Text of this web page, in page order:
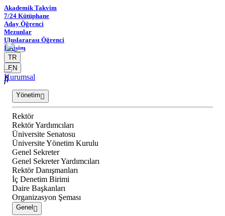
Akademik Takvim
7/24 Kütüphane
Aday Öğrenci
Mezunlar
Uluslararası Öğrenci
İletişim
TR
EN
Kurumsal
Yönetim
Rektör
Rektör Yardımcıları
Üniversite Senatosu
Üniversite Yönetim Kurulu
Genel Sekreter
Genel Sekreter Yardımcıları
Rektör Danışmanları
İç Denetim Birimi
Daire Başkanları
Organizasyon Şeması
Genel